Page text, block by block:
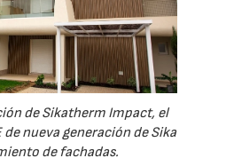
de Sikatherm Impact, el
de nueva generación de Sika
de fachadas.